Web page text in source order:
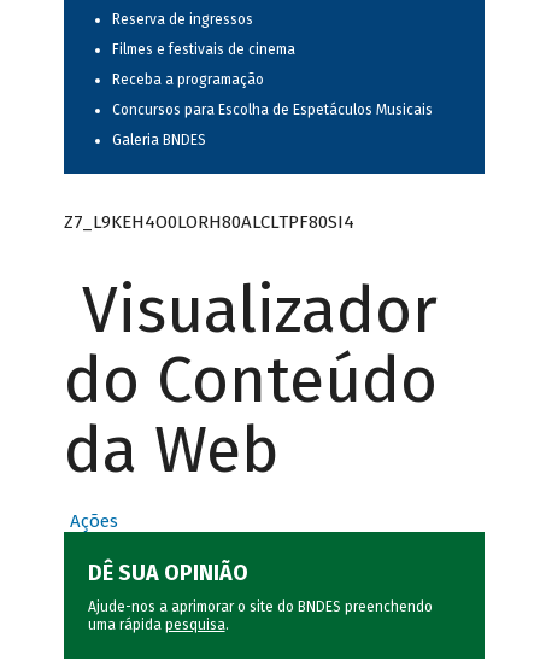
Reserva de ingressos
Filmes e festivais de cinema
Receba a programação
Concursos para Escolha de Espetáculos Musicais
Galeria BNDES
Z7_L9KEH4O0LORH80ALCLTPF80SI4
Visualizador
do Conteúdo
da Web
Ações
DÊ SUA OPINIÃO
Ajude-nos a aprimorar o site do BNDES preenchendo
uma rápida pesquisa.